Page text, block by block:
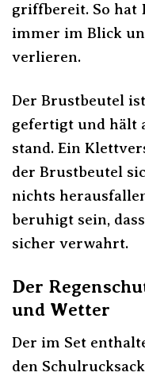
griffbereit. So hat
immer im Blick
verlieren.
Der Brustbeutel
gefertigt und hält
stand. Ein
der Brustbeutel
nichts
beruhigt sein,
sicher verwahrt.
Der
und Wetter
Der im Set
den